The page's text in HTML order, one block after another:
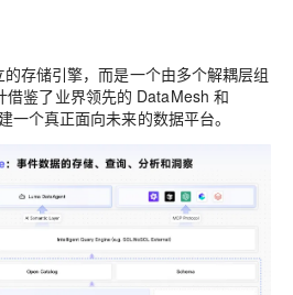
存储引擎，而是一个由多个解耦层组
借鉴了业界领先的 DataMesh 和
个真正面向未来的数据平台。